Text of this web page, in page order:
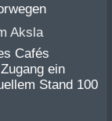
Aksla
Cafés
ein
Stand 100